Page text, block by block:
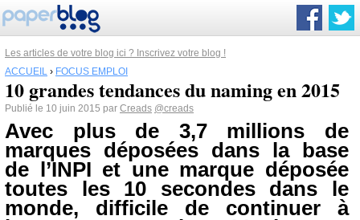
Les articles de votre blog ici ? Inscrivez votre blog !
ACCUEIL › FOCUS EMPLOI
10 grandes tendances du naming en 2015
Publié le 10 juin 2015 par Creads @creads
Avec plus de 3,7 millions de
marques déposées dans la base
de l’INPI et une marque déposée
toutes les 10 secondes dans le
monde, difficile de continuer à